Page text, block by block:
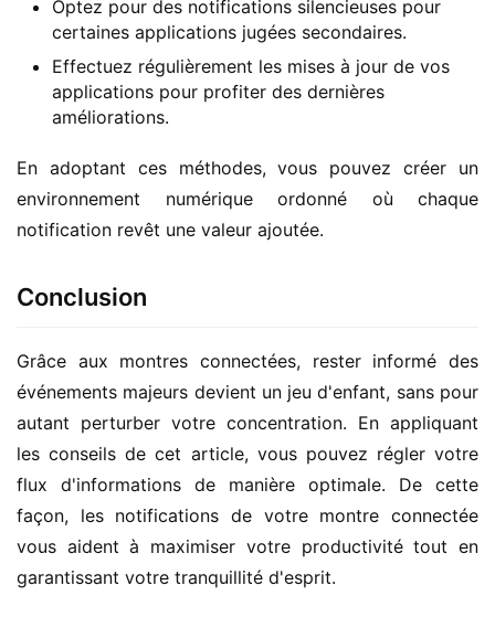
Optez pour des notifications silencieuses pour
certaines applications jugées secondaires.
Effectuez régulièrement les mises à jour de vos
applications pour profiter des dernières
améliorations.
En adoptant ces méthodes, vous pouvez créer un
environnement numérique ordonné où chaque
notification revêt une valeur ajoutée.
Conclusion
Grâce aux montres connectées, rester informé des
événements majeurs devient un jeu d'enfant, sans pour
autant perturber votre concentration. En appliquant
les conseils de cet article, vous pouvez régler votre
flux d'informations de manière optimale. De cette
façon, les notifications de votre montre connectée
vous aident à maximiser votre productivité tout en
garantissant votre tranquillité d'esprit.